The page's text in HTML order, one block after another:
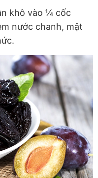
khô vào ¼ cốc
nước chanh, mật